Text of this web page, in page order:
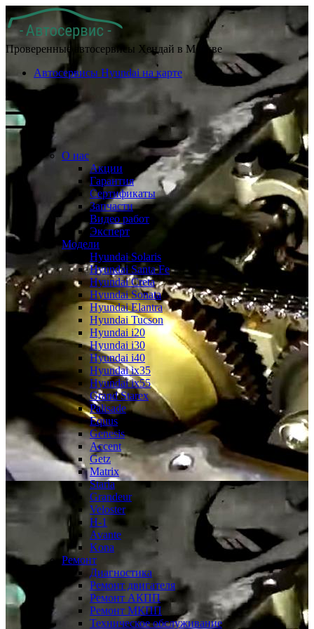
Проверенные автосервисы Хендай в Москве
Автосервисы Hyundai на карте
О нас
Акции
Гарантия
Сертификаты
Запчасти
Видео работ
Эксперт
Модели
Hyundai Solaris
Hyundai Santa Fe
Hyundai Creta
Hyundai Sonata
Hyundai Elantra
Hyundai Tucson
Hyundai i20
Hyundai i30
Hyundai i40
Hyundai ix35
Hyundai ix55
Grand Starex
Palisade
Equus
Genesis
Accent
Getz
Matrix
Staria
Grandeur
Veloster
H-1
Avante
Kona
Ремонт
Диагностика
Ремонт двигателя
Ремонт АКПП
Ремонт МКПП
Техническое обслуживание